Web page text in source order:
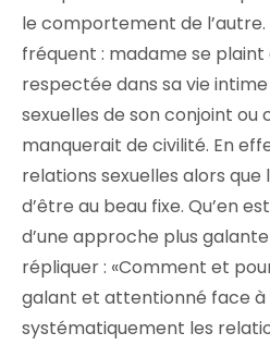
le comportement de
fréquent : madame se plaint
respectée dans sa vie
sexuelles de son conjoint ou
manquerait de civilité. En
relations sexuelles alors
d’être au beau fixe. Qu’en
d’une approche plus
répliquer : «Comment et
galant et attentionné face à
systématiquement les